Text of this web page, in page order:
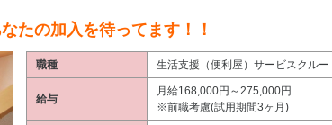
たの加入を待ってます！！
職種 生活支援（便利屋）サービスクルー
給与
月給168,000円～275,000円
※前職考慮(試用期間3ヶ月)